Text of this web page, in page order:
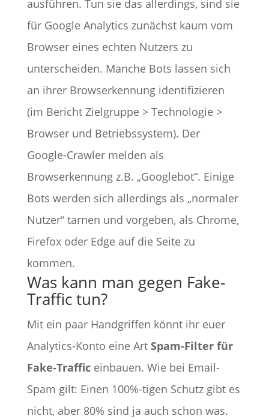
ausführen. Tun sie das allerdings, sind sie
für Google Analytics zunächst kaum vom
Browser eines echten Nutzers zu
unterscheiden. Manche Bots lassen sich
an ihrer Browserkennung identifizieren
(im Bericht Zielgruppe > Technologie >
Browser und Betriebssystem). Der
Google-Crawler melden als
Browserkennung z.B. „Googlebot“. Einige
Bots werden sich allerdings als „normaler
Nutzer“ tarnen und vorgeben, als Chrome,
Firefox oder Edge auf die Seite zu
kommen.
Was kann man gegen Fake-
Traffic tun?
Mit ein paar Handgriffen könnt ihr euer
Analytics-Konto eine Art Spam-Filter für
Fake-Trafficeinbauen. Wie bei Email-
Spam gilt: Einen 100%-tigen Schutz gibt es
nicht, aber 80% sind ja auch schon was.